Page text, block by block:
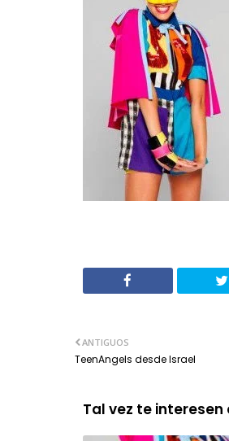
ANTIGUOS
TeenAngels desde Israel
Tal vez te